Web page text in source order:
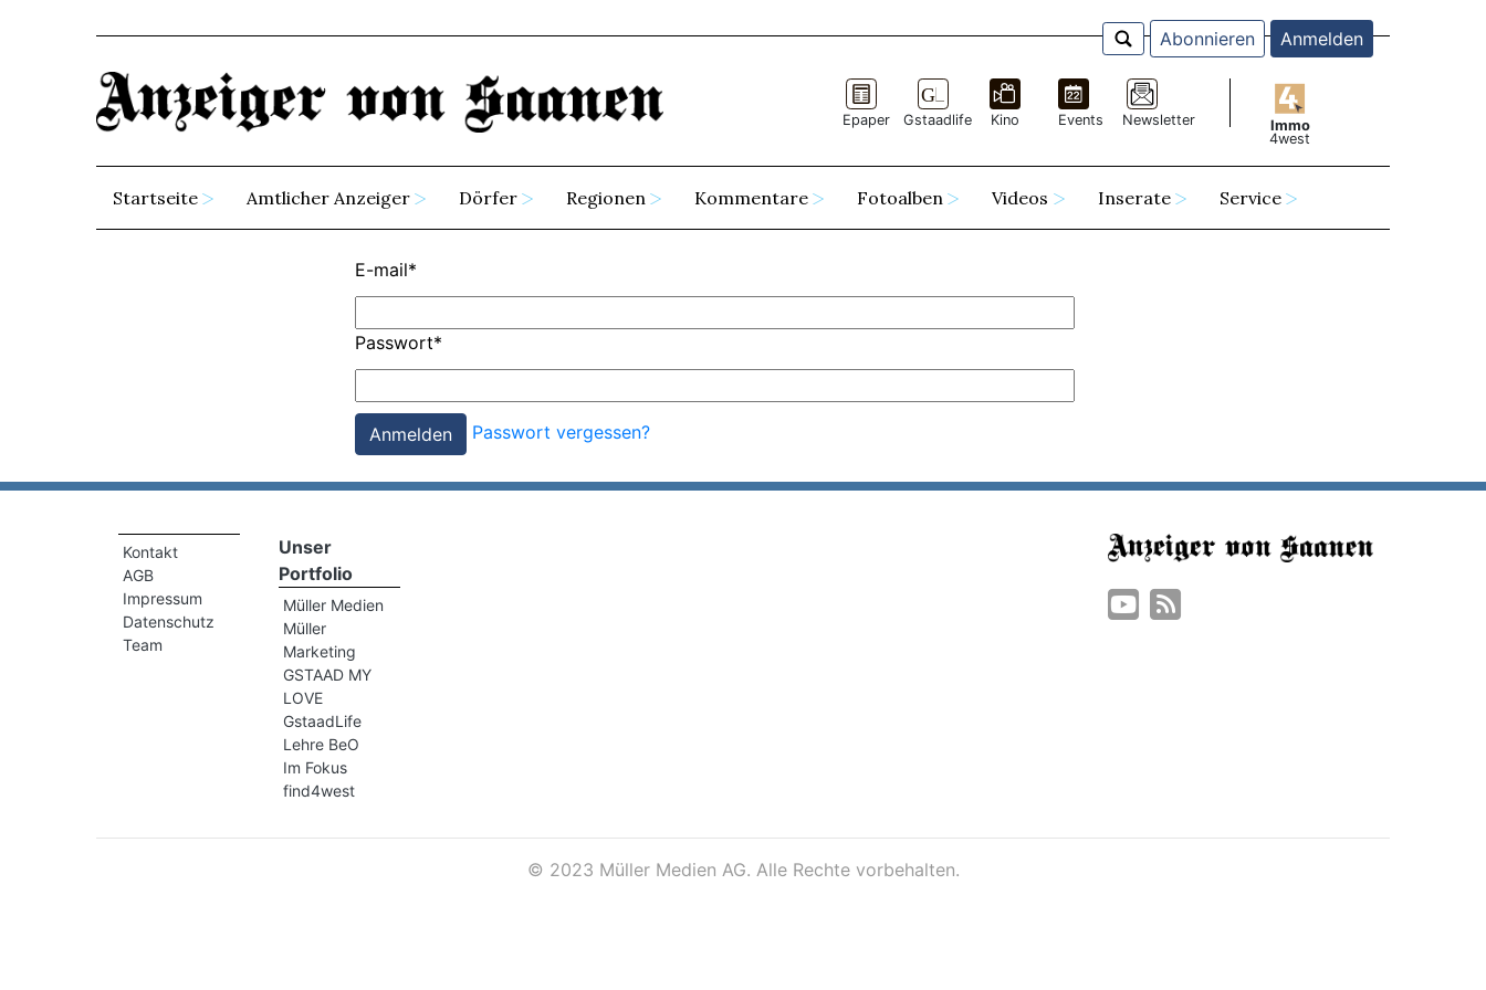
Abonnieren Anmelden
Epaper Gstaadlife Kino Events Newsletter
Immo
4west
Startseite Amtlicher Anzeiger Dörfer Regionen Kommentare Fotoalben Videos Inserate Service
E-mail*
Passwort*
Passwort vergessen?
Kontakt
AGB
Impressum
Datenschutz
Team
Unser
Portfolio
Müller Medien
Müller
Marketing
GSTAAD MY
LOVE
GstaadLife
Lehre BeO
Im Fokus
find4west
© 2023 Müller Medien AG. Alle Rechte vorbehalten.